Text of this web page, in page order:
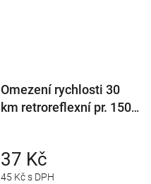
Omezení rychlosti 30
km retroreflexní pr. 150
45 Kč s DPH
37 Kč